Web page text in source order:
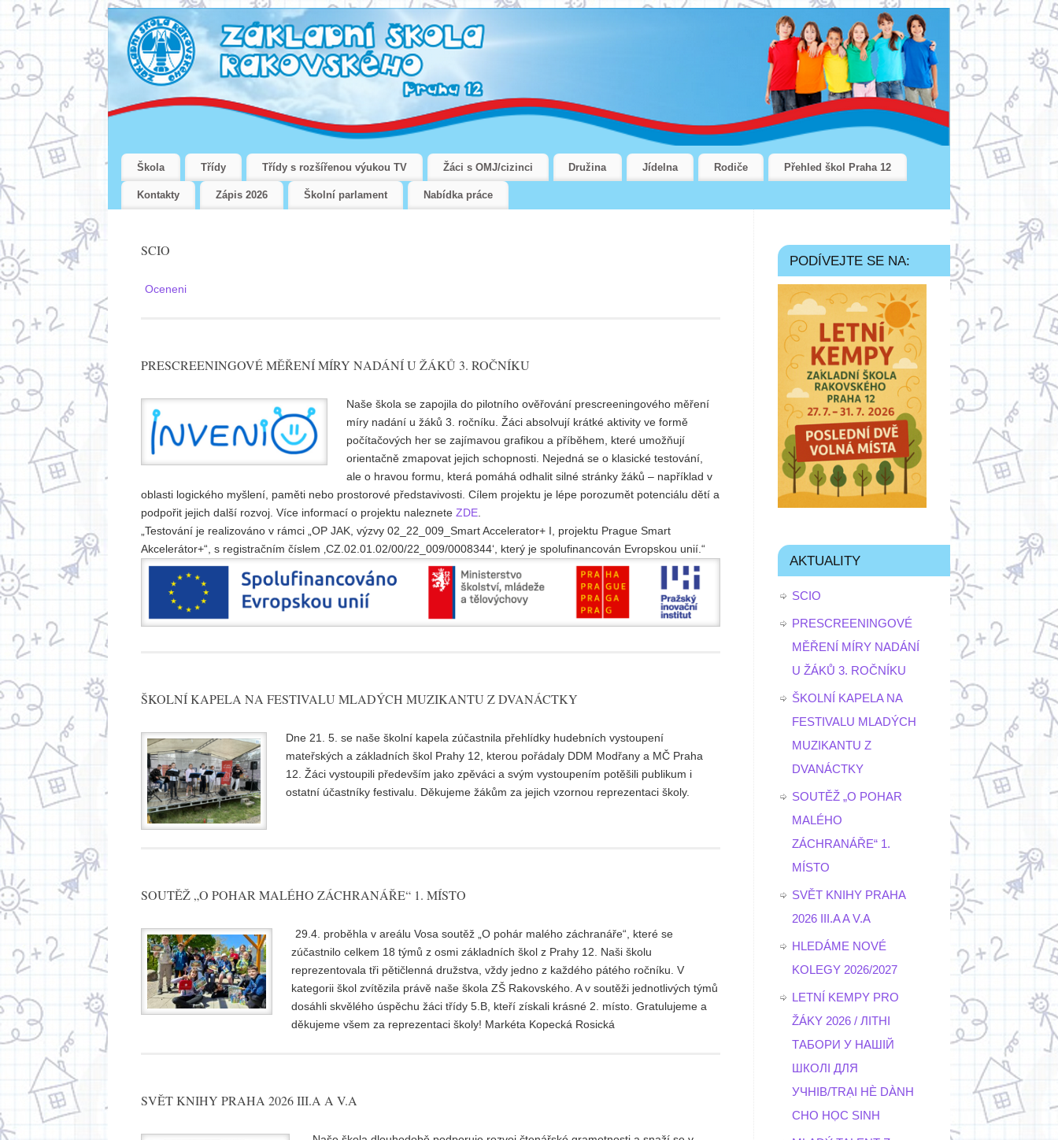
Škola Třídy Třídy s rozšířenou výukou TV Žáci s OMJ/cizinci Družina Jídelna Rodiče Přehled škol Praha 12
Kontakty Zápis 2026 Školní parlament Nabídka práce
SCIO
Oceneni
PRESCREENINGOVÉ MĚŘENÍ MÍRY NADÁNÍ U ŽÁKŮ 3. ROČNÍKU
Naše škola se zapojila do pilotního ověřování prescreeningového měření
míry nadání u žáků 3. ročníku. Žáci absolvují krátké aktivity ve formě
počítačových her se zajímavou grafikou a příběhem, které umožňují
orientačně zmapovat jejich schopnosti. Nejedná se o klasické testování,
ale o hravou formu, která pomáhá odhalit silné stránky žáků – například v
oblasti logického myšlení, paměti nebo prostorové představivosti. Cílem projektu je lépe porozumět potenciálu dětí a
podpořit jejich další rozvoj. Více informací o projektu naleznete ZDE
„Testování je realizováno v rámci „OP JAK, výzvy 02_22_009_Smart Accelerator+ I, projektu Prague Smart
Akcelerátor+“, s registračním číslem ‚CZ.02.01.02/00/22_009/0008344‘, který je spolufinancován Evropskou unií.“
ŠKOLNÍ KAPELA NA FESTIVALU MLADÝCH MUZIKANTU Z DVANÁCTKY
Dne 21. 5. se naše školní kapela zúčastnila přehlídky hudebních vystoupení
mateřských a základních škol Prahy 12, kterou pořádaly DDM Modřany a MČ Praha
12. Žáci vystoupili především jako zpěváci a svým vystoupením potěšili publikum i
ostatní účastníky festivalu. Děkujeme žákům za jejich vzornou reprezentaci školy.
SOUTĚŽ „O POHAR MALÉHO ZÁCHRANÁŘE“ 1. MÍSTO
29.4. proběhla v areálu Vosa soutěž „O pohár malého záchranáře“, které se
zúčastnilo celkem 18 týmů z osmi základních škol z Prahy 12. Naši školu
reprezentovala tři pětičlenná družstva, vždy jedno z každého pátého ročníku. V
kategorii škol zvítězila právě naše škola ZŠ Rakovského. A v soutěži jednotlivých týmů
dosáhli skvělého úspěchu žáci třídy 5.B, kteří získali krásné 2. místo. Gratulujeme a
děkujeme všem za reprezentaci školy! Markéta Kopecká Rosická
SVĚT KNIHY PRAHA 2026 III.A A V.A
PODÍVEJTE SE NA:
AKTUALITY
SCIO
PRESCREENINGOVÉ
MĚŘENÍ MÍRY NADÁNÍ
U ŽÁKŮ 3. ROČNÍKU
ŠKOLNÍ KAPELA NA
FESTIVALU MLADÝCH
MUZIKANTU Z
DVANÁCTKY
SOUTĚŽ „O POHAR
MALÉHO
ZÁCHRANÁŘE“ 1.
MÍSTO
SVĚT KNIHY PRAHA
2026 III.A A V.A
HLEDÁME NOVÉ
KOLEGY 2026/2027
LETNÍ KEMPY PRO
ŽÁKY 2026 / ЛІТНІ
ТАБОРИ У НАШІЙ
ШКОЛІ ДЛЯ
УЧНІВ/TRẠI HÈ DÀNH
CHO HỌC SINH